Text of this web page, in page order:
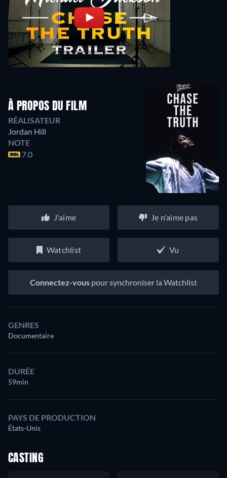
À PROPOS DU FILM
RÉALISATEUR
Jordan Hill
NOTE
7.0
J'aime Je n'aime pas
Watchlist Vu
Connectez-vous pour synchroniser la Watchlist
GENRES
Documentaire
DURÉE
59min
PAYS DE PRODUCTION
États-Unis
CASTING